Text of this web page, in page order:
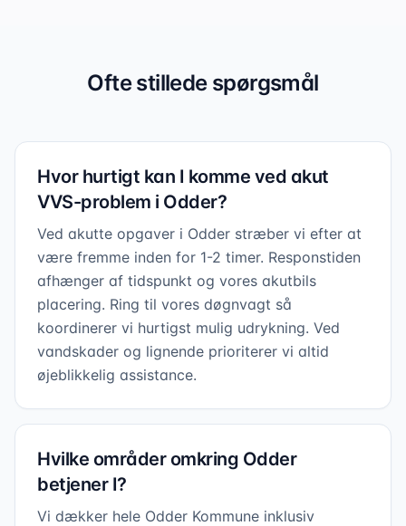
Ofte stillede spørgsmål
Hvor hurtigt kan I komme ved akut
VVS-problem i Odder?
Ved akutte opgaver i Odder stræber vi efter at
være fremme inden for 1-2 timer. Responstiden
afhænger af tidspunkt og vores akutbils
placering. Ring til vores døgnvagt så
koordinerer vi hurtigst mulig udrykning. Ved
vandskader og lignende prioriterer vi altid
øjeblikkelig assistance.
Hvilke områder omkring Odder
betjener I?
Vi dækker hele Odder Kommune inklusiv